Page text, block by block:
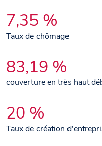
7,35 %
Taux de chômage
83,19 %
couverture en très haut
20 %
Taux de création